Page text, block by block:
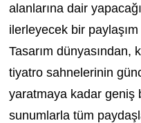
alanlarına dair
ilerleyecek bir
Tasarım dünyasından,
tiyatro sahnelerinin
yaratmaya kadar geniş
sunumlarla tüm